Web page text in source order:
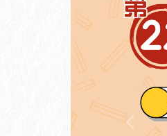
上一張